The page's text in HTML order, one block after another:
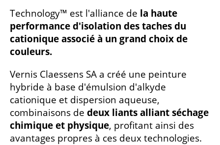
Technology™ est l'alliance de la haute
performance d'isolation des taches du
cationique associé à un grand choix de
couleurs.
Vernis Claessens SA a créé une peinture
hybride à base d'émulsion d'alkyde
cationique et dispersion aqueuse,
combinaisons de deux liants alliant séchage
chimique et physique, profitant ainsi des
avantages propres à ces deux technologies.